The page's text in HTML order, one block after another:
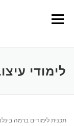
content
Menu
לימודי
תכנית לימודים ברמה